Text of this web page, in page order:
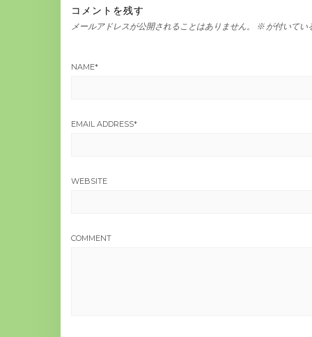
コメントを残す
メールアドレスが公開されることはありません。 ※ が付いてい
NAME*
EMAIL ADDRESS*
WEBSITE
COMMENT